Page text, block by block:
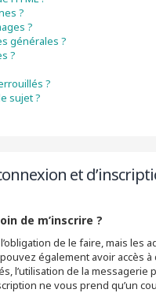
?
?
générales ?
?
?
sujet ?
et
de m’inscrire ?
l’obligation de le faire, mais
également avoir accès
l’utilisation de la
ne vous prend qu’un